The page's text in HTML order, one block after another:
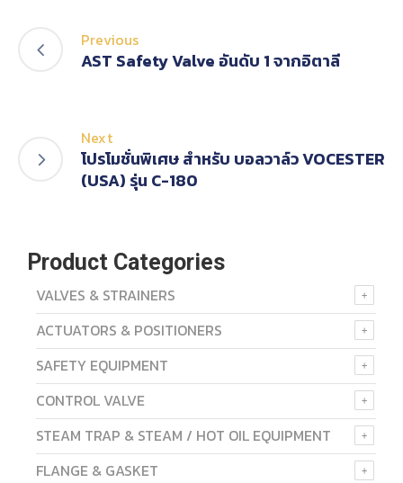
Previous
AST Safety Valve อันดับ 1 จากอิตาลี
Next
โปรโมชั่นพิเศษ สำหรับ บอลวาล์ว VOCESTER
(USA) รุ่น C-180
Product Categories
VALVES & STRAINERS
ACTUATORS & POSITIONERS
SAFETY EQUIPMENT
CONTROL VALVE
STEAM TRAP & STEAM / HOT OIL EQUIPMENT
FLANGE & GASKET